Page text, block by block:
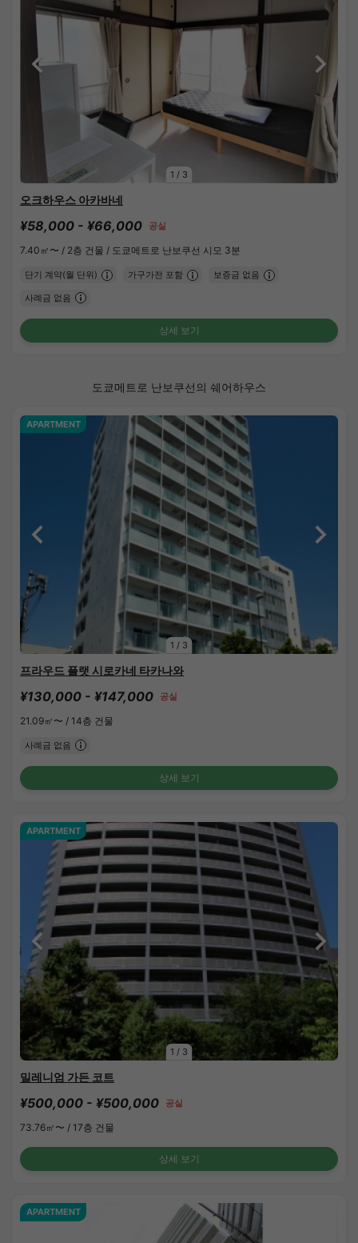
1 / 3
오크하우스 아카바네
¥58,000 - ¥66,000 공실
7.40㎡〜 / 2층 건물 / 도쿄메트로 난보쿠선 시모 3분
단기 계약(월 단위) 가구가전 포함 보증금 없음
사례금 없음
상세 보기
도쿄메트로 난보쿠선의 쉐어하우스
1 / 3
APARTMENT
프라우드 플랫 시로카네 타카나와
¥130,000 - ¥147,000 공실
21.09㎡〜 / 14층 건물
사례금 없음
상세 보기
1 / 3
APARTMENT
밀레니엄 가든 코트
¥500,000 - ¥500,000 공실
73.76㎡〜 / 17층 건물
상세 보기
APARTMENT